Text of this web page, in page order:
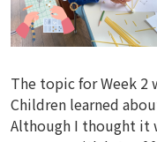
The topic for Week 2
Children learned
Although I thought it